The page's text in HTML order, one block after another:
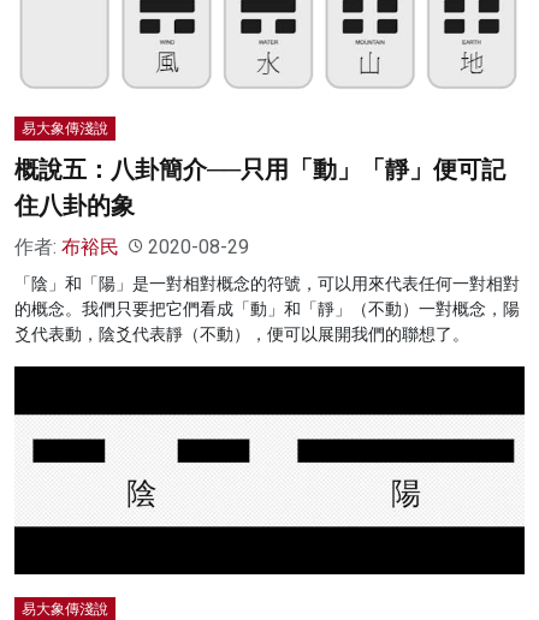
易大象傳淺說
概說五：八卦簡介──只用「動」「靜」便可記
住八卦的象
作者: 布裕民 2020-08-29
「陰」和「陽」是一對相對概念的符號，可以用來代表任何一對相對
的概念。我們只要把它們看成「動」和「靜」（不動）一對概念，陽
爻代表動，陰爻代表靜（不動），便可以展開我們的聯想了。
易大象傳淺說